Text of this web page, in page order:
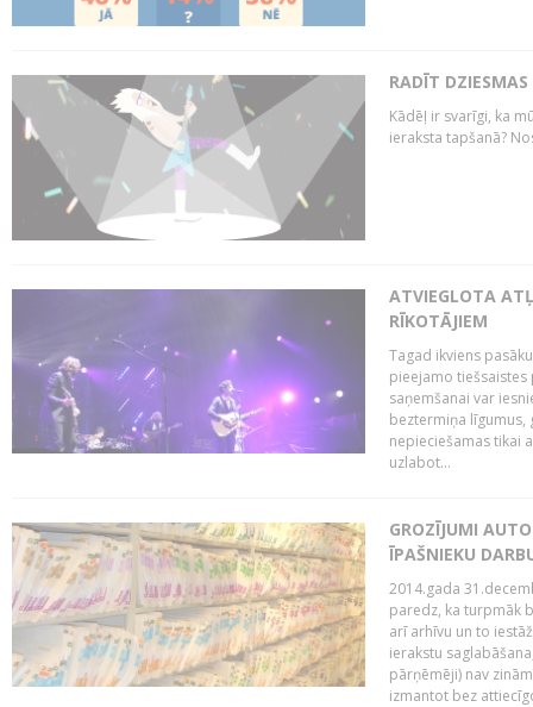
RADĪT
Kādēļ ir svarīgi, ka
ieraksta tapšanā?
ATVIEGLOTA
RĪKOTĀJIEM
Tagad ikviens
pieejamo tiešsaistes
saņemšanai var
beztermiņa līgumus,
nepieciešamas tikai
uzlabot...
GROZĪJUMI
ĪPAŠNIEKU
2014.gada
paredz, ka turpmāk
arī arhīvu un to
ierakstu
pārņēmēji) nav
izmantot bez